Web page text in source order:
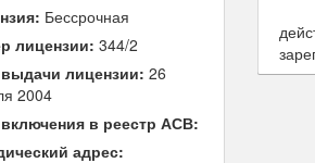
Бессрочная
лицензии: 344/2
лицензии: 26
2004
в реестр АСВ:
адрес: